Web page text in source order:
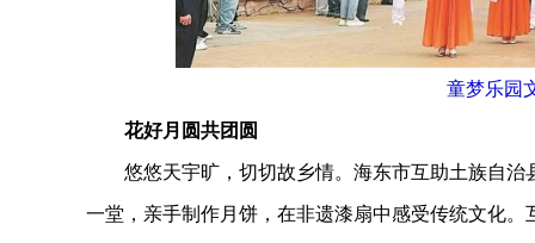
童梦乐园
花好月圆共团圆
悠悠天宇旷，切切故乡情。海东市互助土族自治
一堂，亲手制作月饼，在非遗漆扇中感受传统文化